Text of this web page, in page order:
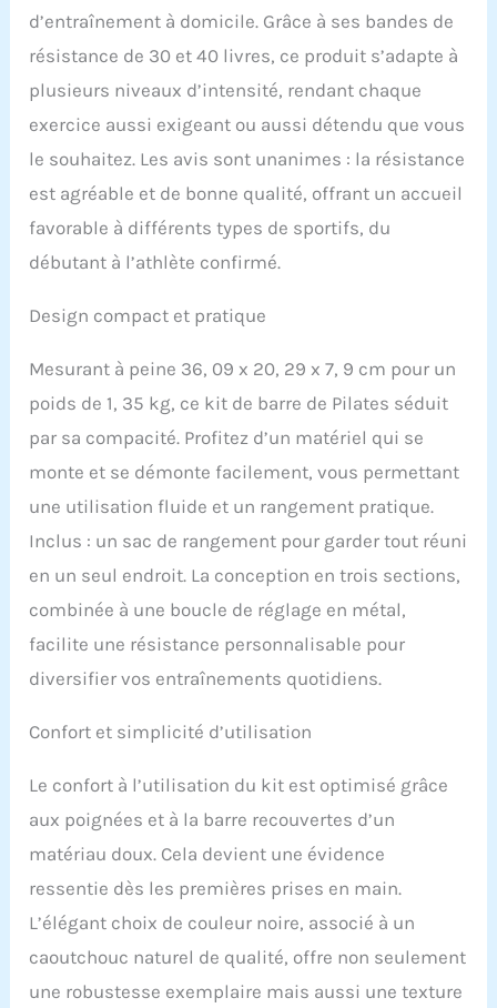
être librement assortis à
sur le gâteau, nous
proposons des affiches
d'entraînement de pilate
qui sont faciles à suivre,
même pour les
réglage en métal robuste
: notre barre de Pilates
est livrée avec une boucle
de réglage en métal
nylon avec des
suffit d'appuyer sur le
bouton facilement, vous
pouvez régler la corde en
nylon à la longueur
rapidement et avec
précision lors de
différents mouvements.
La plage réglable varie de
conçue pour s'adapter à
tous les membres de
soit la hauteur, pas
【Kit de barre de pilates
L'ensemble de barres de
utilisé pour le yoga, le
pilates, les étirements, le
programmes
d'entraînement, pour
fesses, taille, cou et dos.
Notre kit de barre de
d’entraînement à domicile. Grâce à ses bandes de
résistance de 30 et 40 livres, ce produit s’adapte à
plusieurs niveaux d’intensité, rendant chaque
exercice aussi exigeant ou aussi détendu que vous
le souhaitez. Les avis sont unanimes : la résistance
est agréable et de bonne qualité, offrant un accueil
favorable à différents types de sportifs, du
débutant à l’athlète confirmé.
Design compact et pratique
Mesurant à peine 36, 09 x 20, 29 x 7, 9 cm pour un
poids de 1, 35 kg, ce kit de barre de Pilates séduit
par sa compacité. Profitez d’un matériel qui se
monte et se démonte facilement, vous permettant
une utilisation fluide et un rangement pratique.
Inclus : un sac de rangement pour garder tout réuni
en un seul endroit. La conception en trois sections,
combinée à une boucle de réglage en métal,
facilite une résistance personnalisable pour
diversifier vos entraînements quotidiens.
Confort et simplicité d’utilisation
Le confort à l’utilisation du kit est optimisé grâce
aux poignées et à la barre recouvertes d’un
matériau doux. Cela devient une évidence
ressentie dès les premières prises en main.
L’élégant choix de couleur noire, associé à un
caoutchouc naturel de qualité, offre non seulement
une robustesse exemplaire mais aussi une texture